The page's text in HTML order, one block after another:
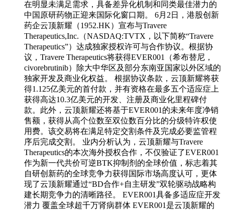
在明显未满足需求，具备差异化机制和同类最佳潜力的
中国原研药物正迎来国际化窗口期。 6月2日，港股创新
药企云顶新耀（1952.HK）宣布与Travere
Therapeutics,Inc.（NASDAQ:TVTX，以下简称“Travere
Therapeutics”）达成独家授权许可与合作协议。根据协
议，Travere Therapeutics将获得EVER001（希布替尼，
civorebrutinib）除大中华区及部分东南亚国家以外区域的
独家开发及商业化权益。 根据协议条款，云顶新耀将获
得1.125亿美元的首付款，并有资格在最多五个适应症上
获得高达10.3亿美元的开发、注册及商业化里程碑付
款。此外，云顶新耀还将基于EVER001的未来年度净销
售额，获得从高个位数至双位数百分比的分级特许权使
用费。该交易将在满足特定交割条件及完成必要监管程
序后完成交割。 业内分析认为，云顶新耀与Travere
Therapeutics的本次海外授权合作，不仅验证了EVER001
作为新一代共价可逆BTK抑制剂的全球价值，标志着其
自研创新药的全球竞争力获得国际市场高度认可，更体
现了云顶新耀通过“BD合作+自主研发”双轮驱动战略构
建长期竞争力的清晰路径。 EVER001具备多适应症开发
潜力 覆盖全球超千万肾病群体 EVER001是云顶新耀的